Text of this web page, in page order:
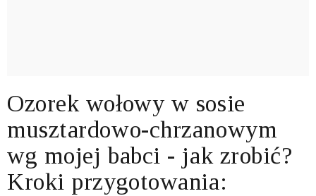
Ozorek wołowy w sosie
musztardowo-chrzanowym
wg mojej babci - jak zrobić?
Kroki przygotowania: